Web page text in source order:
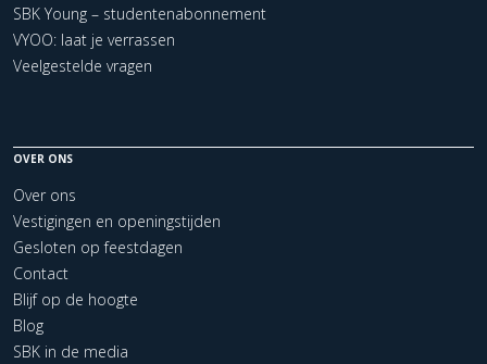
SBK Young – studentenabonnement
VYOO: laat je verrassen
Veelgestelde vragen
OVER ONS
Over ons
Vestigingen en openingstijden
Gesloten op feestdagen
Contact
Blijf op de hoogte
Blog
SBK in de media